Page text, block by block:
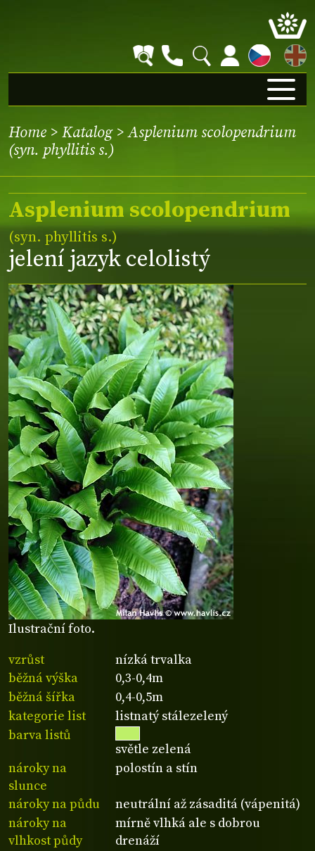
EN
Home > Katalog> Asplenium scolopendrium
(syn. phyllitis s.)
Ilustrační foto.
Asplenium scolopendrium
(syn. phyllitis s.)
jelení jazyk celolistý
vzrůst
nízká trvalka
běžná výška
0,3-0,4m
běžná šířka
0,4-0,5m
kategorie list
listnatý stálezelený
barva listů
světle zelená
nároky na
slunce
polostín a stín
nároky na půdu
neutrální až zásaditá (vápenitá)
nároky na
vlhkost půdy
mírně vlhká ale s dobrou
drenáží